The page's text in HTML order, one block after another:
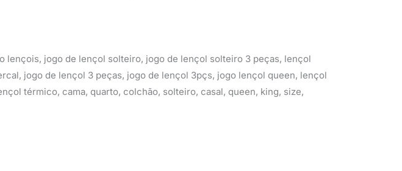
jogo de lençol solteiro, jogo de lençol solteiro 3 peças, lençol
jogo de lençol 3 peças, jogo de lençol 3pçs, jogo lençol queen, lençol
térmico, cama, quarto, colchão, solteiro, casal, queen, king, size,